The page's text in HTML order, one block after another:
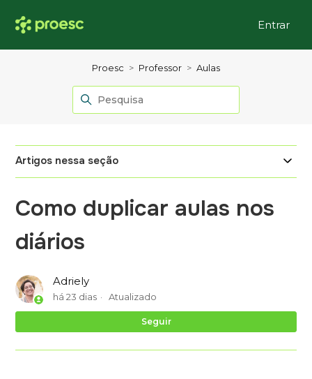
Entrar
Proesc Professor Aulas
Artigos nessa seção
Como duplicar aulas nos
diários
Adriely
há 23 dias Atualizado
Seguir